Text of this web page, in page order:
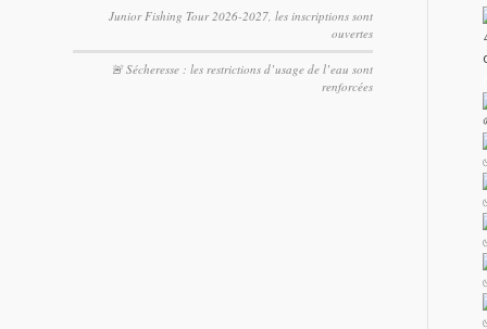
Junior Fishing Tour 2026-2027, les inscriptions sont
ouvertes
🚨 Sécheresse : les restrictions d’usage de l’eau sont
renforcées